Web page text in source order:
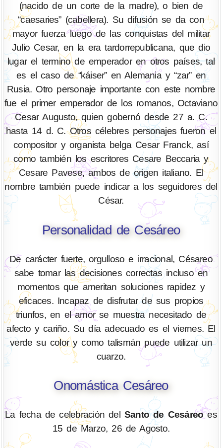
(nacido de un corte de la madre), o bien de
“caesaries” (cabellera). Su difusión se da con
mayor fuerza luego de las conquistas del militar
Julio Cesar, en la era tardorrepublicana, que dio
lugar el termino de emperador en otros países, tal
es el caso de “káiser” en Alemania y “zar” en
Rusia. Otro personaje importante con este nombre
fue el primer emperador de los romanos, Octaviano
Cesar Augusto, quien gobernó desde 27 a. C.
hasta 14 d. C. Otros célebres personajes fueron el
compositor y organista belga Cesar Franck, así
como también los escritores Cesare Beccaria y
Cesare Pavese, ambos de origen italiano. El
nombre también puede indicar a los seguidores del
César.
Personalidad de Cesáreo
De carácter fuerte, orgulloso e irracional, Césareo
sabe tomar las decisiones correctas incluso en
momentos que ameritan soluciones rapidez y
eficaces. Incapaz de disfrutar de sus propios
triunfos, en el amor se muestra necesitado de
afecto y cariño. Su día adecuado es el viernes. El
verde su color y como talismán puede utilizar un
cuarzo.
Onomástica Cesáreo
La fecha de celebración del Santo de Cesáreoes
15 de Marzo, 26 de Agosto.